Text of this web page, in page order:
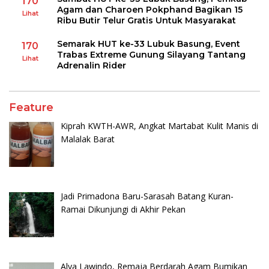
Lihat
Agam dan Charoen Pokphand Bagikan 15
Ribu Butir Telur Gratis Untuk Masyarakat
170
Lihat
Semarak HUT ke-33 Lubuk Basung, Event
Trabas Extreme Gunung Silayang Tantang
Adrenalin Rider
Feature
Kiprah KWTH-AWR, Angkat Martabat Kulit Manis di
Malalak Barat
Jadi Primadona Baru-Sarasah Batang Kuran-
Ramai Dikunjungi di Akhir Pekan
Alya Lawindo, Remaja Berdarah Agam Bumikan